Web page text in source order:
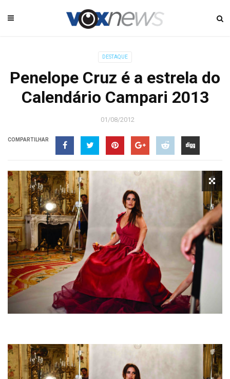
DESTAQUE
Penelope Cruz é a estrela do
Calendário Campari 2013
01/08/2012
COMPARTILHAR